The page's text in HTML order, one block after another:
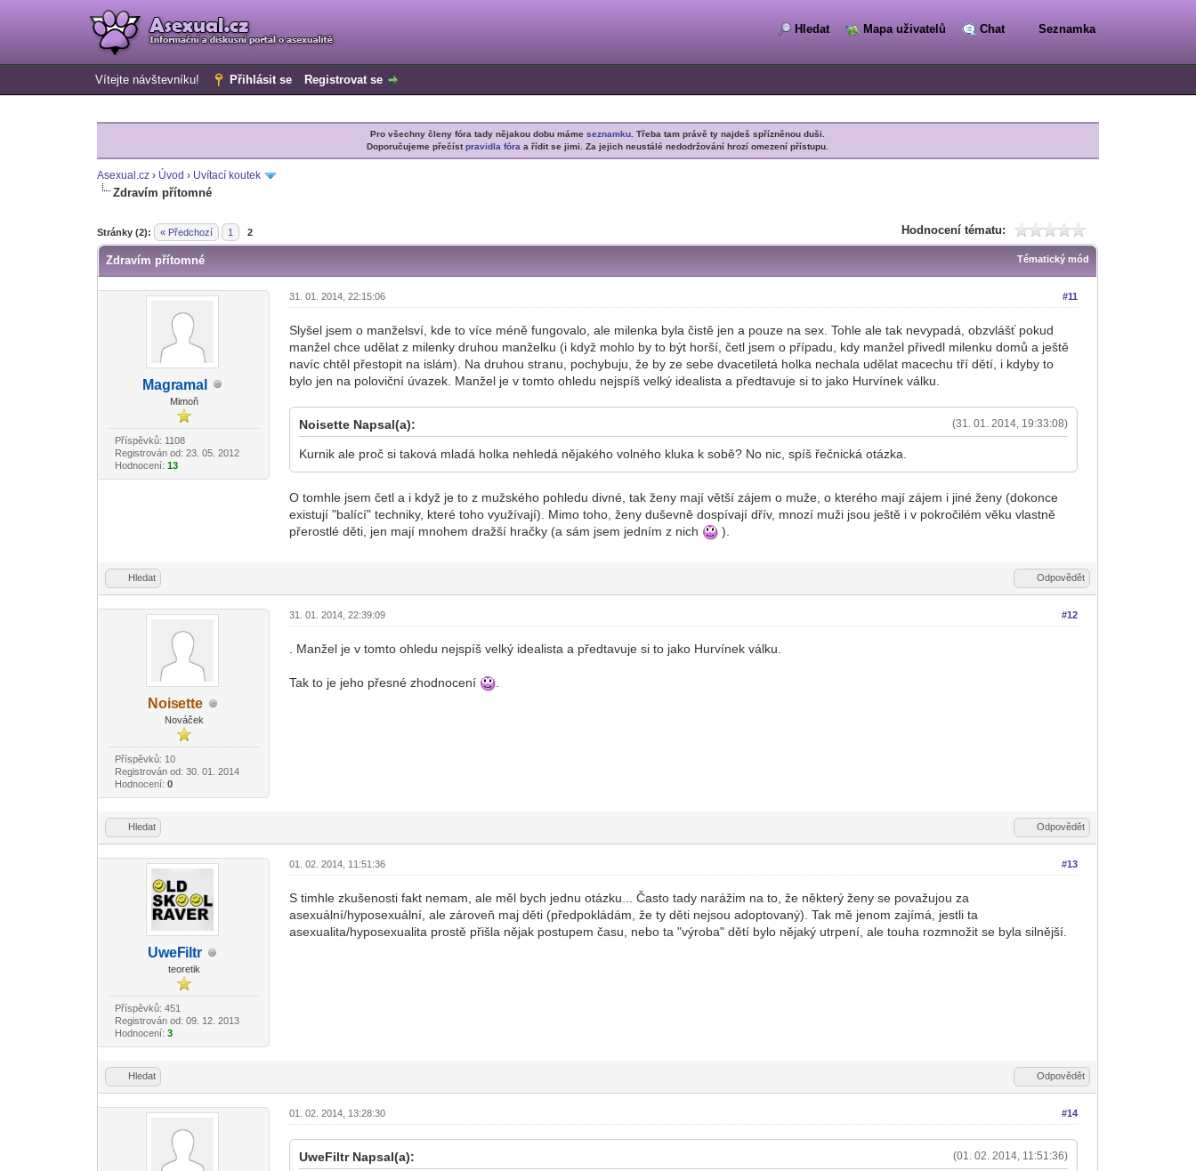
Hledat Mapa uživatelů Chat Seznamka
Vítejte návštevníku! Přihlásit se Registrovat se
Pro všechny členy fóra tady nějakou dobu mámeseznamku . Třeba tam právě ty najdeš spřízněnou duši.
Doporučujeme přečístpravidla fóra a řídit se jimi. Za jejich neustálé nedodržování hrozí omezení přístupu.
Asexual.cz › Úvod › Uvítací koutek
Zdravím přítomné
Stránky (2): « Předchozí 1 2 Hodnocení tématu:
0 Hlas(ů) - 0 Průměr
1
2
3
4
5
Tématický mód
Zdravím přítomné
Magramal
Mimoň
Příspěvků: 1108
Registrován od: 23. 05. 2012
Hodnocení: 13
#11
31. 01. 2014, 22:15:06
Slyšel jsem o manželsví, kde to více méně fungovalo, ale milenka byla čistě jen a pouze na sex. Tohle ale tak nevypadá, obzvlášť pokud
manžel chce udělat z milenky druhou manželku (i když mohlo by to být horší, četl jsem o případu, kdy manžel přivedl milenku domů a ještě
navíc chtěl přestopit na islám). Na druhou stranu, pochybuju, že by ze sebe dvacetiletá holka nechala udělat macechu tří dětí, i kdyby to
bylo jen na poloviční úvazek. Manžel je v tomto ohledu nejspíš velký idealista a předtavuje si to jako Hurvínek válku.
(31. 01. 2014, 19:33:08)
Noisette Napsal(a):
Kurnik ale proč si taková mladá holka nehledá nějakého volného kluka k sobě? No nic, spíš řečnická otázka.
O tomhle jsem četl a i když je to z mužského pohledu divné, tak ženy mají větší zájem o muže, o kterého mají zájem i jiné ženy (dokonce
existují "balící" techniky, které toho využívají). Mimo toho, ženy duševně dospívají dřív, mnozí muži jsou ještě i v pokročilém věku vlastně
přerostlé děti, jen mají mnohem dražší hračky (a sám jsem jedním z nich
).
Hledat Odpovědět
Noisette
Nováček
Příspěvků: 10
Registrován od: 30. 01. 2014
Hodnocení: 0
#12
31. 01. 2014, 22:39:09
. Manžel je v tomto ohledu nejspíš velký idealista a předtavuje si to jako Hurvínek válku.
Tak to je jeho přesné zhodnocení
Hledat Odpovědět
UweFiltr
teoretik
Příspěvků: 451
Registrován od: 09. 12. 2013
Hodnocení: 3
#13
01. 02. 2014, 11:51:36
S timhle zkušenosti fakt nemam, ale měl bych jednu otázku... Často tady narážim na to, že některý ženy se považujou za
asexuální/hyposexuální, ale zároveň maj děti (předpokládám, že ty děti nejsou adoptovaný). Tak mě jenom zajímá, jestli ta
asexualita/hyposexualita prostě přišla nějak postupem času, nebo ta "výroba" dětí bylo nějaký utrpení, ale touha rozmnožit se byla silnější.
Hledat Odpovědět
#14
01. 02. 2014, 13:28:30
(01. 02. 2014, 11:51:36)
UweFiltr Napsal(a):